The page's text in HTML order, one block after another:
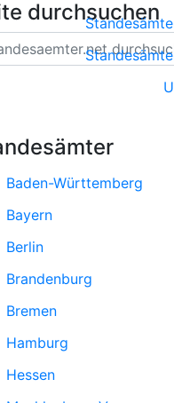
durchsuchen
Baden-Württemberg
Bayern
Berlin
Brandenburg
Bremen
Hamburg
Hessen